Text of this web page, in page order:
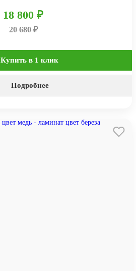
18 800 ₽
20 680 ₽
Купить в 1 клик
Подробнее